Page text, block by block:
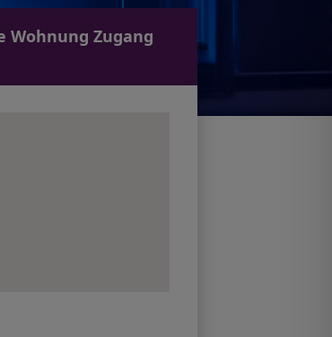
Wohnung Zugang